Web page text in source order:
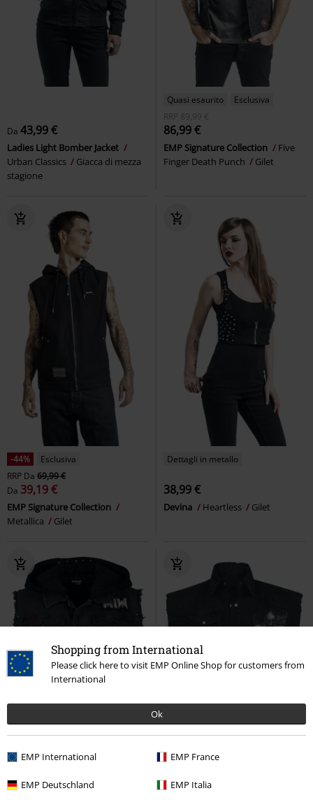
Shopping from International
Please click here to visit EMP Online Shop for customers from
International
Ok
EMP International EMP France
EMP Deutschland EMP Italia
Da 43,99 €
Ladies Light Bomber Jacket
Urban Classics
Giacca di mezza
stagione
Quasi esaurito
Esclusiva
RRP
89,99 €
86,99 €
EMP Signature Collection
Five
Finger Death Punch
Gilet
-44%
Esclusiva
RRP Da 69,99 €
Da 39,19 €
EMP Signature Collection
Metallica
Gilet
Dettagli in metallo
38,99 €
Devina Heartless Gilet